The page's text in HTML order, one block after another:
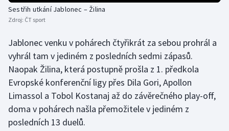
Sestřih utkání Jablonec – Žilina
Zdroj: ČT sport
Jablonec venku v pohárech čtyřikrát za sebou prohrál a
vyhrál tam v jediném z posledních sedmi zápasů.
Naopak Žilina, která postupně prošla z 1. předkola
Evropské konferenční ligy přes Dila Gori, Apollon
Limassol a Tobol Kostanaj až do závěrečného play-off,
doma v pohárech našla přemožitele v jediném z
posledních 13 duelů.